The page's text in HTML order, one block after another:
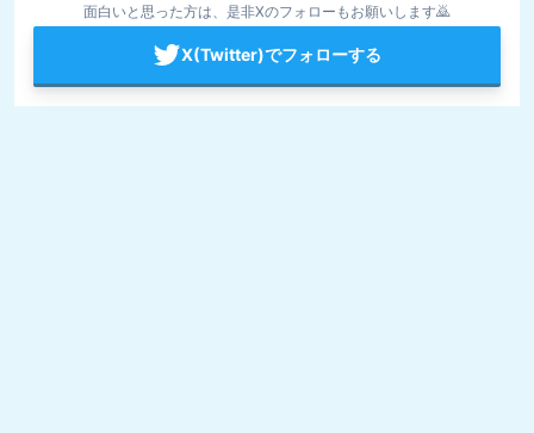
面白いと思った方は、是非Xのフォローもお願いします🙇
X(Twitter)でフォローする